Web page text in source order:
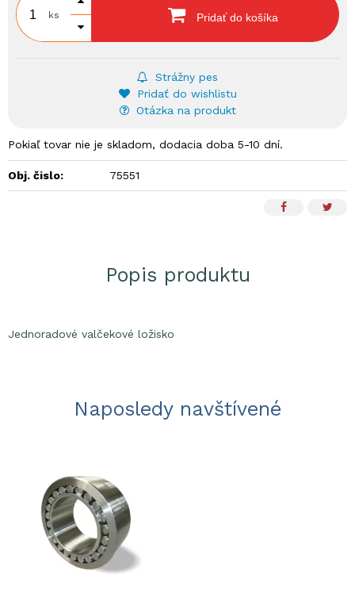
ks Pridať do košíka
Strážny pes
Pridať do wishlistu
Otázka na produkt
Pokiaľ tovar nie je skladom, dodacia doba 5-10 dní.
Obj. čislo: 75551
Popis produktu
Jednoradové valčekové ložisko
Naposledy navštívené